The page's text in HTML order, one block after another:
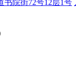
书院街72号12层1号